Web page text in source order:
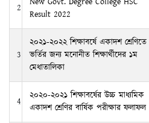
2
Result 2022
3
২০২১-২০২২ শিক্ষাবর্ষে একাদশ শ্রেণিতে
ভর্তির জন্য মনোনীত শিক্ষার্থীদের ১ম
মেধাতালিকা
4
২০২০-২০২১ শিক্ষাবর্ষের উচ্চ মাধ্যমিক
একাদশ শ্রেণির বার্ষিক পরীক্ষার ফলাফল